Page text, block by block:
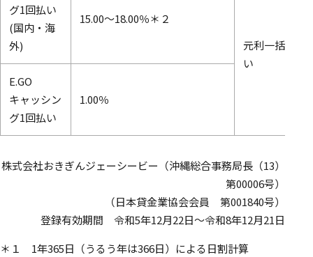
グ1回払い
(国内・海
外)
15.00～18.00％＊２
元利一括払
い
E.GO
キャッシン
グ1回払い
1.00％
株式会社おきぎんジェーシービー（沖縄総合事務局長（13）
第00006号）
（日本貸金業協会会員 第001840号）
登録有効期間 令和5年12月22日～令和8年12月21日
＊１ 1年365日（うるう年は366日）による日割計算